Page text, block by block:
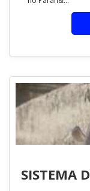
SISTEMA